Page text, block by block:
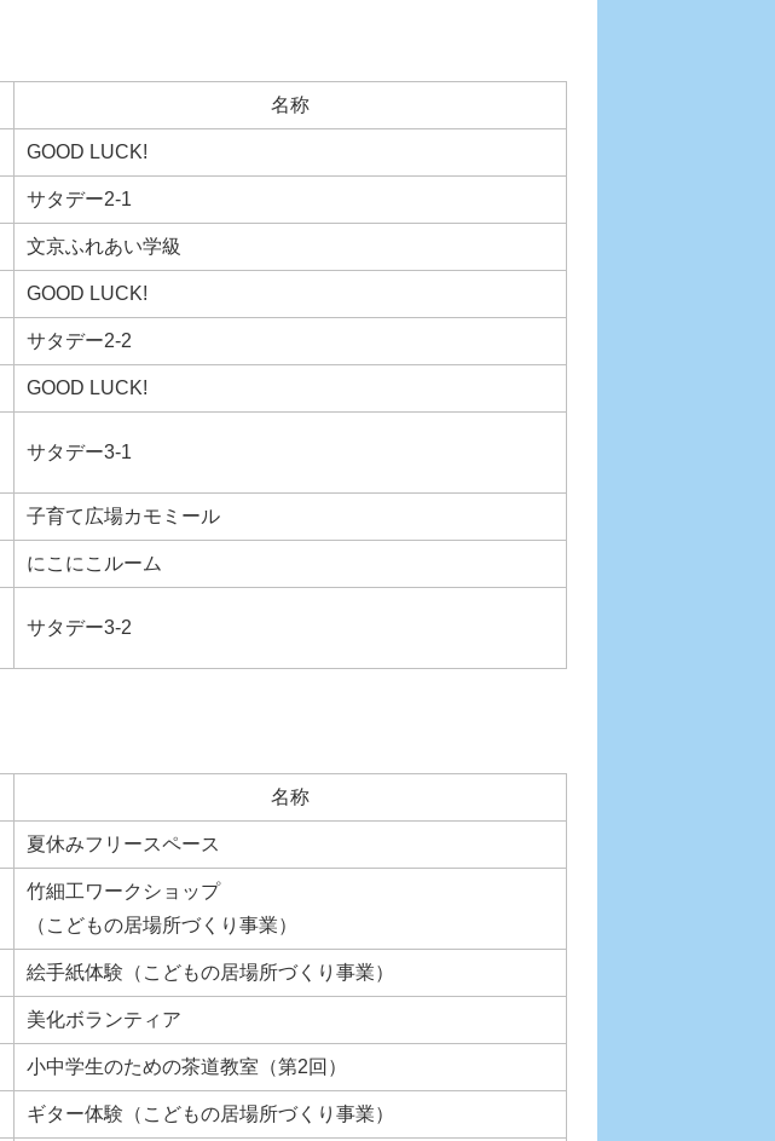
名称
GOOD LUCK!
サタデー2-1
文京ふれあい学級
GOOD LUCK!
サタデー2-2
GOOD LUCK!
サタデー3-1
子育て広場カモミール
にこにこルーム
サタデー3-2
名称
夏休みフリースペース
竹細工ワークショップ
（こどもの居場所づくり事業）
絵手紙体験（こどもの居場所づくり事業）
美化ボランティア
小中学生のための茶道教室（第2回）
ギター体験（こどもの居場所づくり事業）